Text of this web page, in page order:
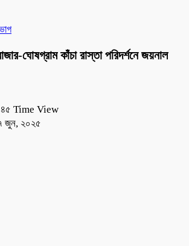
ঘোষগ্রাম কাঁচা রাস্তা পরিদর্শনে জয়নাল
Time View
জুন, ২০২৫